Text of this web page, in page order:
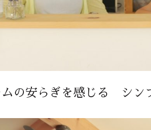
の安らぎを感じる シン